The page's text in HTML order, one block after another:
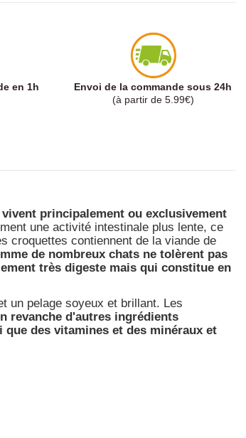
en 1h
Envoi de la commande sous 24h
(à partir de 5.99€)
principalement ou exclusivement
une activité intestinale plus lente, ce
croquettes contiennent de la viande de
de nombreux chats ne tolèrent pas
très digeste mais qui constitue en
un pelage soyeux et brillant. Les
revanche d'autres ingrédients
des vitamines et des minéraux et